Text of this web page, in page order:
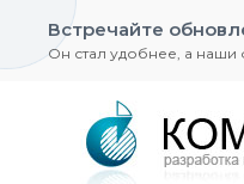
Встречайте
Он стал удобнее, а